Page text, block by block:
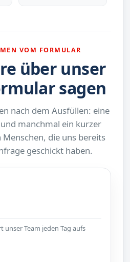
VOM FORMULAR
über unser
sagen
nach dem Ausfüllen: eine
manchmal ein kurzer
die uns bereits
geschickt haben.
unser Team jeden Tag aufs